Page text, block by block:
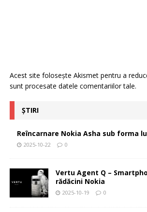
Acest site folosește Akismet pentru a
sunt procesate datele comentariilor tale.
ȘTIRI
Reîncarnare Nokia Asha sub forma
2025-10-22 0
Vertu Agent Q –
rădăcini Nokia
2025-10-19 0